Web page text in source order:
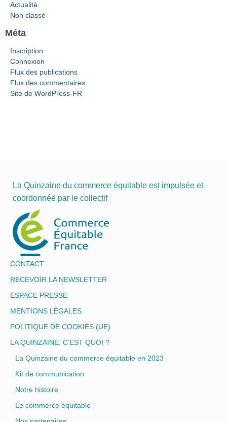
Actualité
Non classé
Méta
Inscription
Connexion
Flux des publications
Flux des commentaires
Site de WordPress-FR
La Quinzaine du commerce équitable est impulsée et
coordonnée par le collectif
CONTACT
RECEVOIR LA NEWSLETTER
ESPACE PRESSE
MENTIONS LÉGALES
POLITIQUE DE COOKIES (UE)
LA QUINZAINE, C’EST QUOI ?
La Quinzaine du commerce équitable en 2023
Kit de communication
Notre histoire
Le commerce équitable